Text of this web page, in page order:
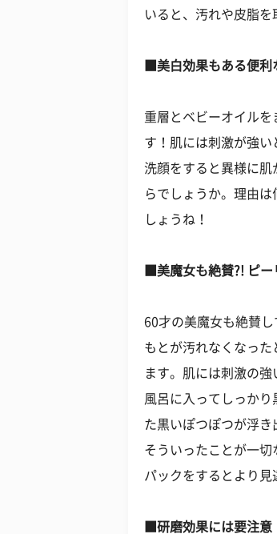
いると、汚れや皮脂を
■美白効果もある便利
重層とベビーオイル
す！肌には刺激が強
洗顔をすると異様に
らでしょうか。理由
しょうね！
■美魔女も絶賛?! ピー
60才の美魔女も絶賛
もとが汚れなくなっ
ます。肌には刺激の
風呂に入ってしっか
た黒いぽつぽつが浮き
そういったことが一
パックをするとより見
■研磨効果には要注意